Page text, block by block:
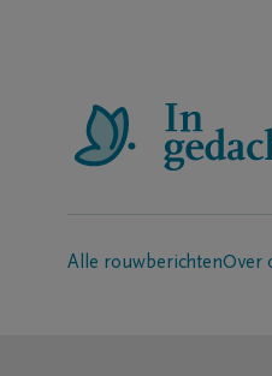
Alle rouwberichtenOver